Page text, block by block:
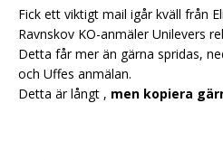
Fick ett viktigt mail igår kväll från
Ravnskov KO-anmäler Unilevers
Detta får mer än gärna spridas,
och Uffes anmälan.
Detta är långt , men kopiera